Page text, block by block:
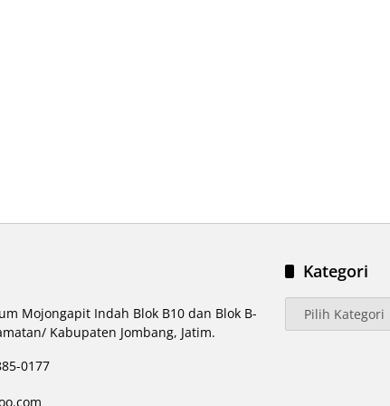
Mojongapit Indah Blok B10 dan Blok B-
Kabupaten Jombang, Jatim.
0177
Kategori
Kategori